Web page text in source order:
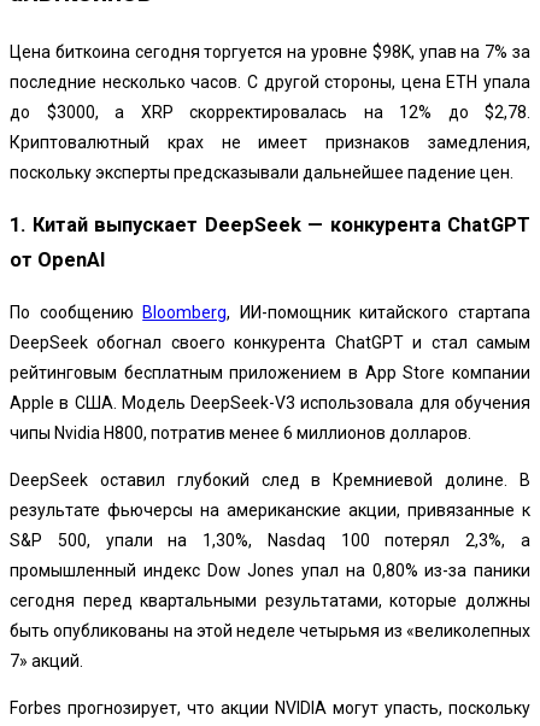
Цена биткоина сегодня торгуется на уровне $98K, упав на 7% за
последние несколько часов. С другой стороны, цена ETH упала
до $3000, а XRP скорректировалась на 12% до $2,78.
Криптовалютный крах не имеет признаков замедления,
поскольку эксперты предсказывали дальнейшее падение цен.
1. Китай выпускает DeepSeek — конкурента ChatGPT
от OpenAI
По сообщениюBloomberg, ИИ-помощник китайского стартапа
DeepSeek обогнал своего конкурента ChatGPT и стал самым
рейтинговым бесплатным приложением в App Store компании
Apple в США. Модель DeepSeek-V3 использовала для обучения
чипы Nvidia H800, потратив менее 6 миллионов долларов.
DeepSeek оставил глубокий след в Кремниевой долине. В
результате фьючерсы на американские акции, привязанные к
S&P 500, упали на 1,30%, Nasdaq 100 потерял 2,3%, а
промышленный индекс Dow Jones упал на 0,80% из-за паники
сегодня перед квартальными результатами, которые должны
быть опубликованы на этой неделе четырьмя из «великолепных
7» акций.
Forbes прогнозирует, что акции NVIDIA могут упасть, поскольку